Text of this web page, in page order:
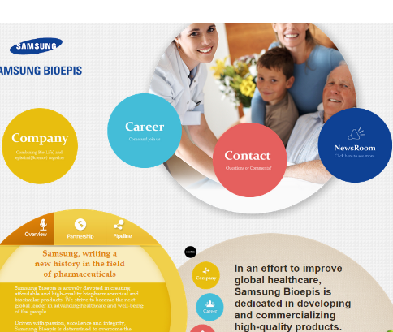
成為 EJ Tech 會員
最新資訊（附創業